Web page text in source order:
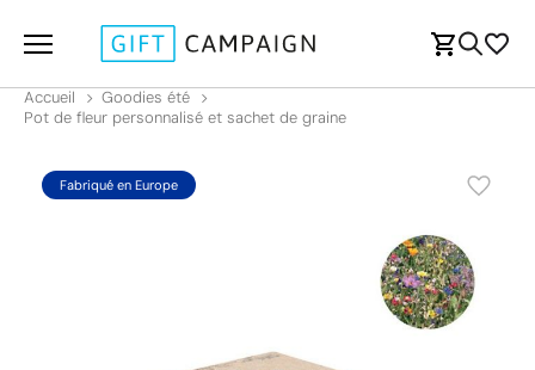
Accueil
Goodies été
Pot de fleur personnalisé et sachet de graine
Fabriqué en Europe